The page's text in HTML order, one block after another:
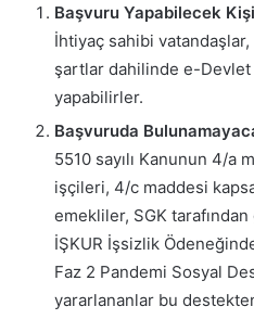
Başvuru Yapabilecek
İhtiyaç sahibi
şartlar dahilinde e-
yapabilirler.
Başvuruda
5510 sayılı Kanunun 4/a
işçileri, 4/c maddesi
emekliler, SGK
İŞKUR İşsizlik
Faz 2 Pandemi Sosyal
yararlananlar bu